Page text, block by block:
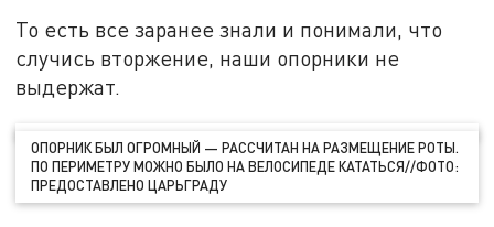
То есть все заранее знали и понимали, что
случись вторжение, наши опорники не
выдержат.
ОПОРНИК БЫЛ ОГРОМНЫЙ — РАССЧИТАН НА РАЗМЕЩЕНИЕ РОТЫ.
ПО ПЕРИМЕТРУ МОЖНО БЫЛО НА ВЕЛОСИПЕДЕ КАТАТЬСЯ//ФОТО:
ПРЕДОСТАВЛЕНО ЦАРЬГРАДУ